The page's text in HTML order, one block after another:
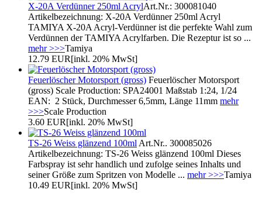
X-20A Verdünner 250ml AcrylArt.Nr.: 300081040
Artikelbezeichnung: X-20A Verdünner 250ml Acryl
TAMIYA X-20A Acryl-Verdünner ist die perfekte Wahl zum
Verdünnen der TAMIYA Acrylfarben. Die Rezeptur ist so ...
mehr >>>Tamiya
12.79 EUR[inkl. 20% MwSt]
Feuerlöscher Motorsport (gross) Feuerlöscher Motorsport
(gross) Scale Production: SPA24001 Maßstab 1:24, 1/24
EAN: 2 Stück, Durchmesser 6,5mm, Länge 11mm mehr
>>>Scale Production
3.60 EUR[inkl. 20% MwSt]
TS-26 Weiss glänzend 100ml Art.Nr.. 300085026
Artikelbezeichnung: TS-26 Weiss glänzend 100ml Dieses
Farbspray ist sehr handlich und zufolge seines Inhalts und
seiner Größe zum Spritzen von Modelle ... mehr >>>Tamiya
10.49 EUR[inkl. 20% MwSt]